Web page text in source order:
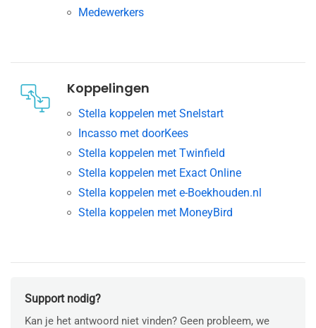
Medewerkers
Koppelingen
Stella koppelen met Snelstart
Incasso met doorKees
Stella koppelen met Twinfield
Stella koppelen met Exact Online
Stella koppelen met e-Boekhouden.nl
Stella koppelen met MoneyBird
Support nodig?
Kan je het antwoord niet vinden? Geen probleem, we